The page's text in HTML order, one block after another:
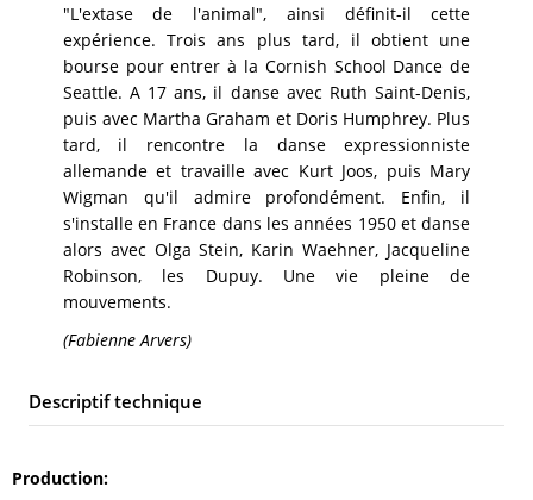
"L'extase de l'animal", ainsi définit-il cette
expérience. Trois ans plus tard, il obtient une
bourse pour entrer à la Cornish School Dance de
Seattle. A 17 ans, il danse avec Ruth Saint-Denis,
puis avec Martha Graham et Doris Humphrey. Plus
tard, il rencontre la danse expressionniste
allemande et travaille avec Kurt Joos, puis Mary
Wigman qu'il admire profondément. Enfin, il
s'installe en France dans les années 1950 et danse
alors avec Olga Stein, Karin Waehner, Jacqueline
Robinson, les Dupuy. Une vie pleine de
mouvements.
(Fabienne Arvers)
Descriptif technique
Production